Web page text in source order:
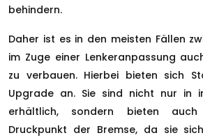
behindern.
Daher ist es in den meisten Fällen
im Zuge einer Lenkeranpassung
zu verbauen. Hierbei bieten sich
Upgrade an. Sie sind nicht nur in
erhältlich, sondern bieten auch
Druckpunkt der Bremse, da sie